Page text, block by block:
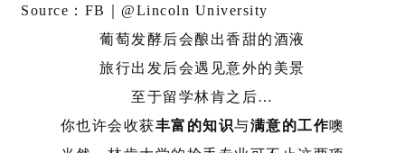
Source：FB｜@Lincoln University
葡萄发酵后会酿出香甜的酒液
旅行出发后会遇见意外的美景
至于留学林肯之后…
你也许会收获丰富的知识与满意的工作噢